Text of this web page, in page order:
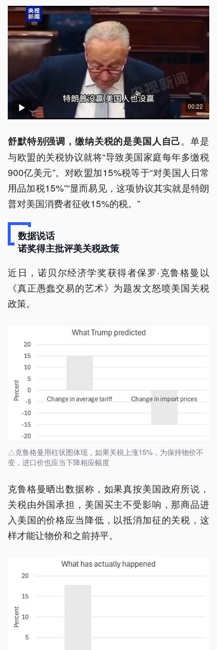
00:22
舒默特别强调，缴纳关税的是美国人自己。单是
与欧盟的关税协议就将“导致美国家庭每年多缴税
900亿美元”。对欧盟加15%税等于“对美国人日常
用品加税15%”“显而易见，这项协议其实就是特朗
普对美国消费者征收15%的税。”
数据说话
诺奖得主批评美关税政策
近日，诺贝尔经济学奖获得者保罗·克鲁格曼以
《真正愚蠢交易的艺术》为题发文怒喷美国关税
政策。
△克鲁格曼用柱状图体现，如果关税上涨15%，为保持物价不
变，进口价也应当下降相应幅度
克鲁格曼晒出数据称，如果真按美国政府所说，
关税由外国承担，美国买主不受影响，那商品进
入美国的价格应当降低，以抵消加征的关税，这
样才能让物价和之前持平。